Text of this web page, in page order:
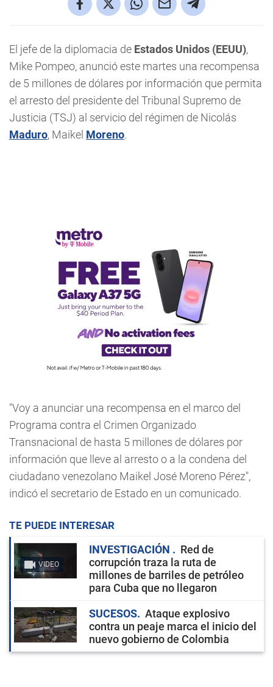
El jefe de la diplomacia de Estados Unidos (EEUU),
Mike Pompeo, anunció este martes una recompensa
de 5 millones de dólares por información que permita
el arresto del presidente del Tribunal Supremo de
Justicia (TSJ) al servicio del régimen de Nicolás
Maduro, Maikel Moreno.
"Voy a anunciar una recompensa en el marco del
Programa contra el Crimen Organizado
Transnacional de hasta 5 millones de dólares por
información que lleve al arresto o a la condena del
ciudadano venezolano Maikel José Moreno Pérez",
indicó el secretario de Estado en un comunicado.
TE PUEDE INTERESAR
VIDEO
INVESTIGACIÓN
Red de
corrupción traza la ruta de
millones de barriles de petróleo
para Cuba que no llegaron
SUCESOS
Ataque explosivo
contra un peaje marca el inicio del
nuevo gobierno de Colombia